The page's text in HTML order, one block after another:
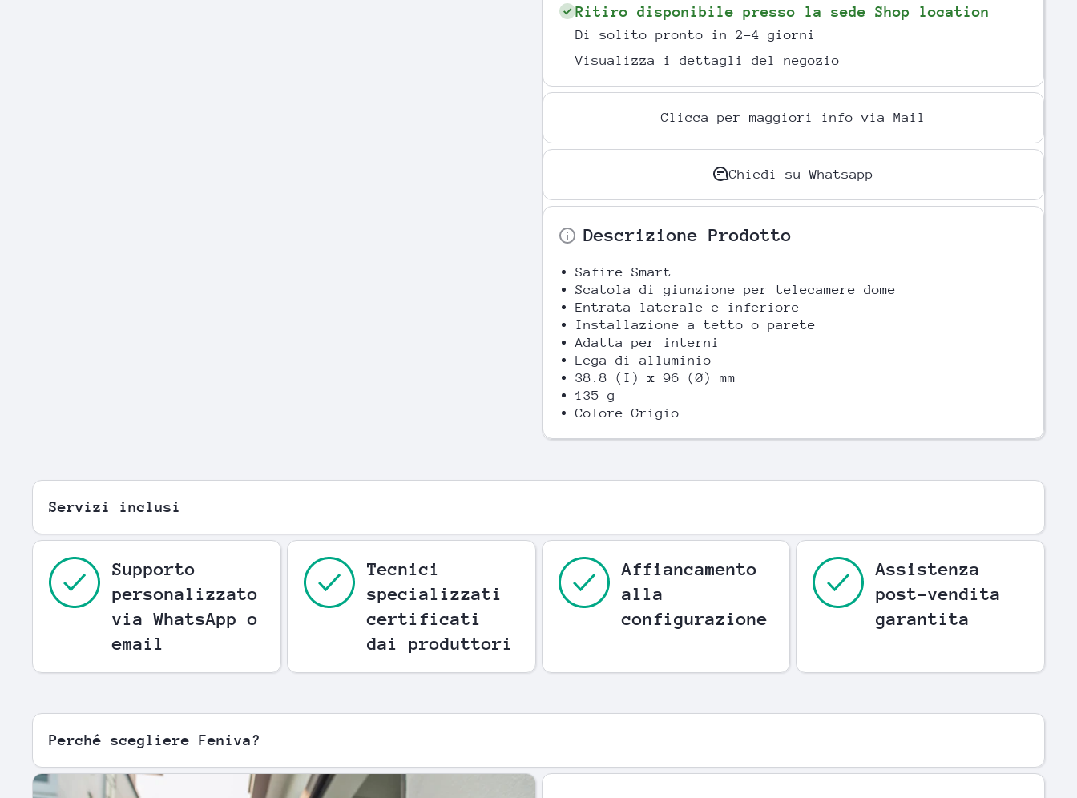
Ritiro disponibile presso la sede Shop location
Di solito pronto in 2-4 giorni
Visualizza i dettagli del negozio
Clicca per maggiori info via Mail
Chiedi su Whatsapp
Descrizione Prodotto
Safire Smart
Scatola di giunzione per telecamere dome
Entrata laterale e inferiore
Installazione a tetto o parete
Adatta per interni
Lega di alluminio
38.8 (I) x 96 (Ø) mm
135 g
Colore Grigio
Servizi inclusi
Supporto
personalizzato
via WhatsApp o
email
Tecnici
specializzati
certificati
dai produttori
Affiancamento
alla
configurazione
Assistenza
post-vendita
garantita
Perché scegliere Feniva?